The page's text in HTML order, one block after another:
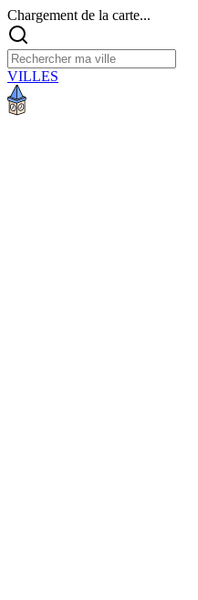
Chargement de la carte...
VILLES